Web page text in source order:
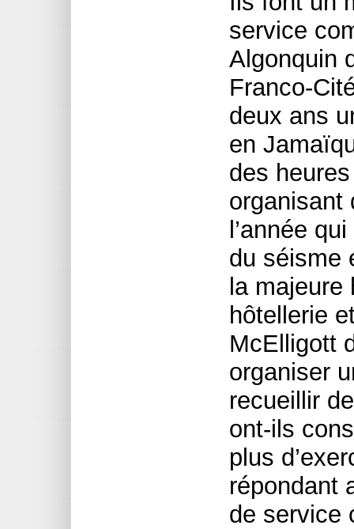
service
Algonquin
Franco-
deux ans
en
des
organisant
l’année
du séisme
la
hôtellerie
McElligott
organiser
recueillir
ont-ils
plus
répondant
de service